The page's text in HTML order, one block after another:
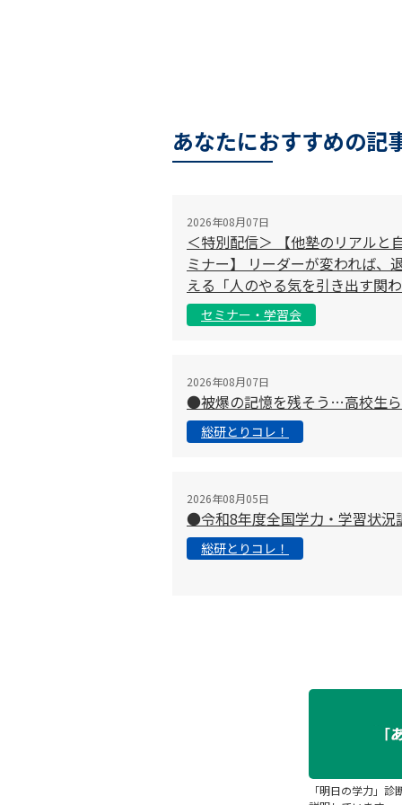
あなたにおすすめの記
2026年08月07日
＜特別配信＞ 【他塾のリアルと
ミナー】 リーダーが変われば、
える「人のやる気を引き出す関
セミナー・学習会
2026年08月07日
●被爆の記憶を残そう…高校生
総研とりコレ！
2026年08月05日
●令和8年度全国学力・学習状況
総研とりコレ！
「明日の学力」